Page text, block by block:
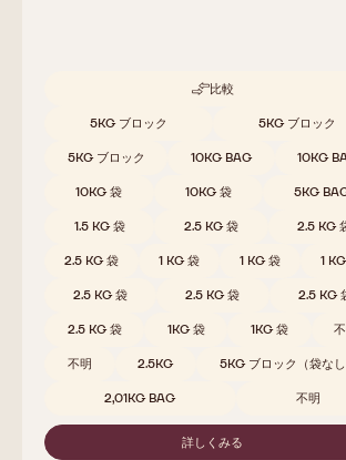
比較
-
取扱サイズ5KG ブロック 5KG ブロック
5KG ブロック 10KG BAG 10KG
10KG 袋 10KG 袋 5KG
1.5 KG 袋 2.5 KG 袋 2.5 KG
2.5 KG 袋 1 KG 袋 1 KG 袋 1
2.5 KG 袋 2.5 KG 袋 2.5 KG
2.5 KG 袋 1KG 袋 1KG 袋
不明 2.5KG 5KG ブロック（袋なし
2,01KG BAG 不明
詳しくみる
-